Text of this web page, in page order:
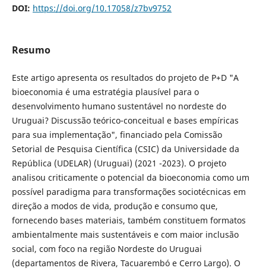
DOI: https://doi.org/10.17058/z7bv9752
Resumo
Este artigo apresenta os resultados do projeto de P+D "A
bioeconomia é uma estratégia plausível para o
desenvolvimento humano sustentável no nordeste do
Uruguai? Discussão teórico-conceitual e bases empíricas
para sua implementação", financiado pela Comissão
Setorial de Pesquisa Científica (CSIC) da Universidade da
República (UDELAR) (Uruguai) (2021 -2023). O projeto
analisou criticamente o potencial da bioeconomia como um
possível paradigma para transformações sociotécnicas em
direção a modos de vida, produção e consumo que,
fornecendo bases materiais, também constituem formatos
ambientalmente mais sustentáveis e com maior inclusão
social, com foco na região Nordeste do Uruguai
(departamentos de Rivera, Tacuarembó e Cerro Largo). O